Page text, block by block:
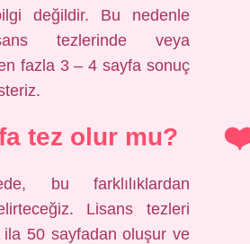
değildir. Bu nedenle
tezlerinde veya
fazla 3 – 4 sayfa sonuç
tez olur mu?
bu farklılıklardan
Lisans tezleri
50 sayfadan oluşur ve